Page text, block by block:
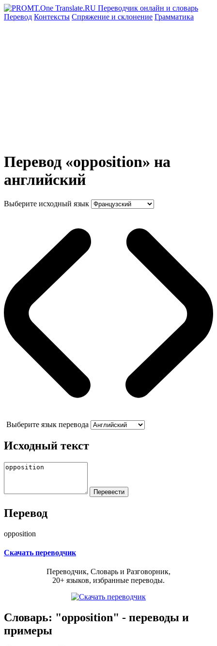
Перевод Контексты Спряжение и склонение Грамматика
Перевод «opposition» на
английский
Выберите исходный язык
Выберите язык перевода
Исходный текст
Перевод
opposition
Скачать переводчик
Переводчик, Словарь и Разговорник,
20+ языков, избранные переводы.
Словарь: "opposition" - переводы и
примеры